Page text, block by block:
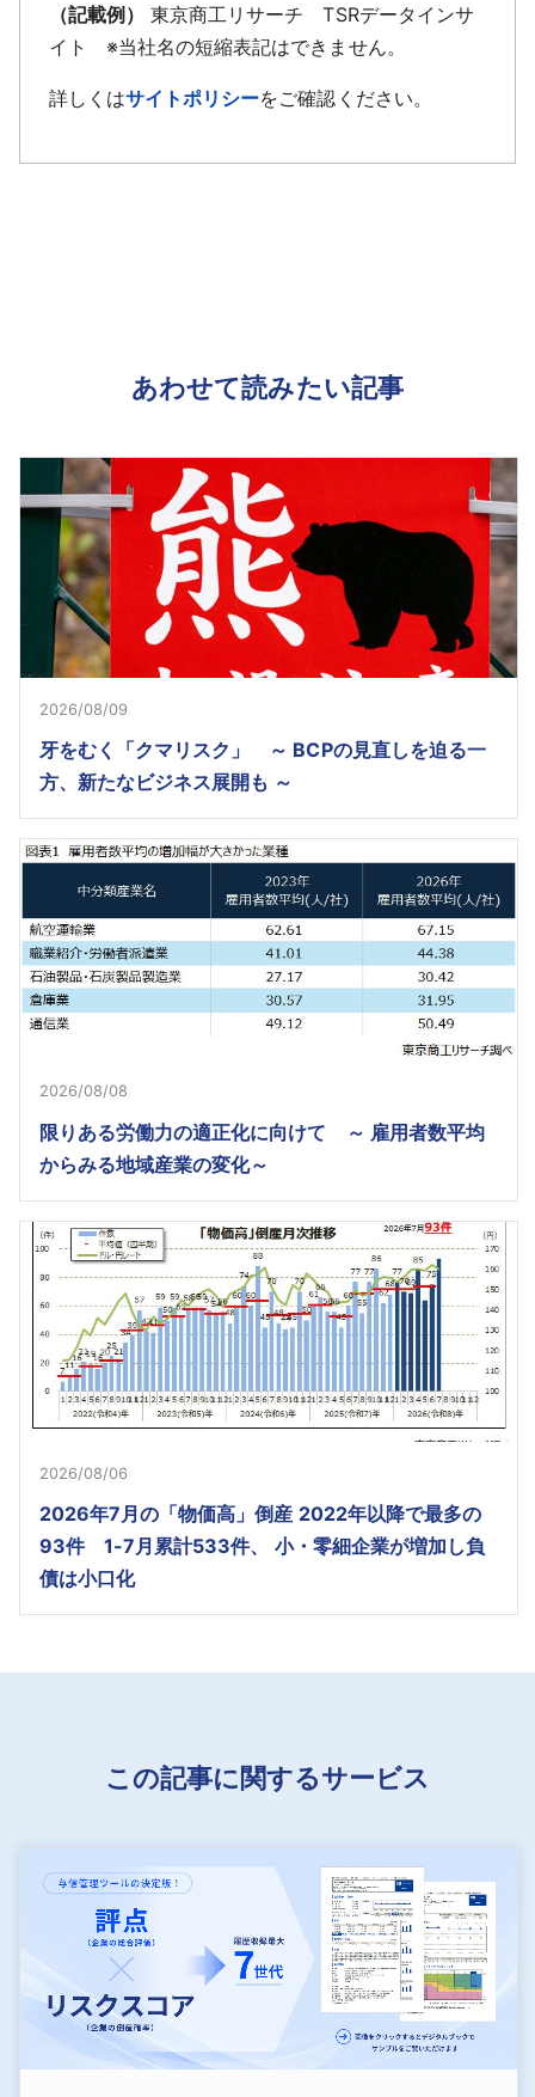
（記載例）
東京商工リサーチ TSRデータインサ
イト ※当社名の短縮表記はできません。
詳しくはサイトポリシーをご確認ください。
あわせて読みたい記事
2026/08/09
牙をむく「クマリスク」 ～ BCPの見直しを迫る一
方、新たなビジネス展開も ～
2026/08/08
限りある労働力の適正化に向けて ～ 雇用者数平均
からみる地域産業の変化～
2026/08/06
2026年7月の「物価高」倒産 2022年以降で最多の
93件 1-7月累計533件、 小・零細企業が増加し負
債は小口化
この記事に関するサービス